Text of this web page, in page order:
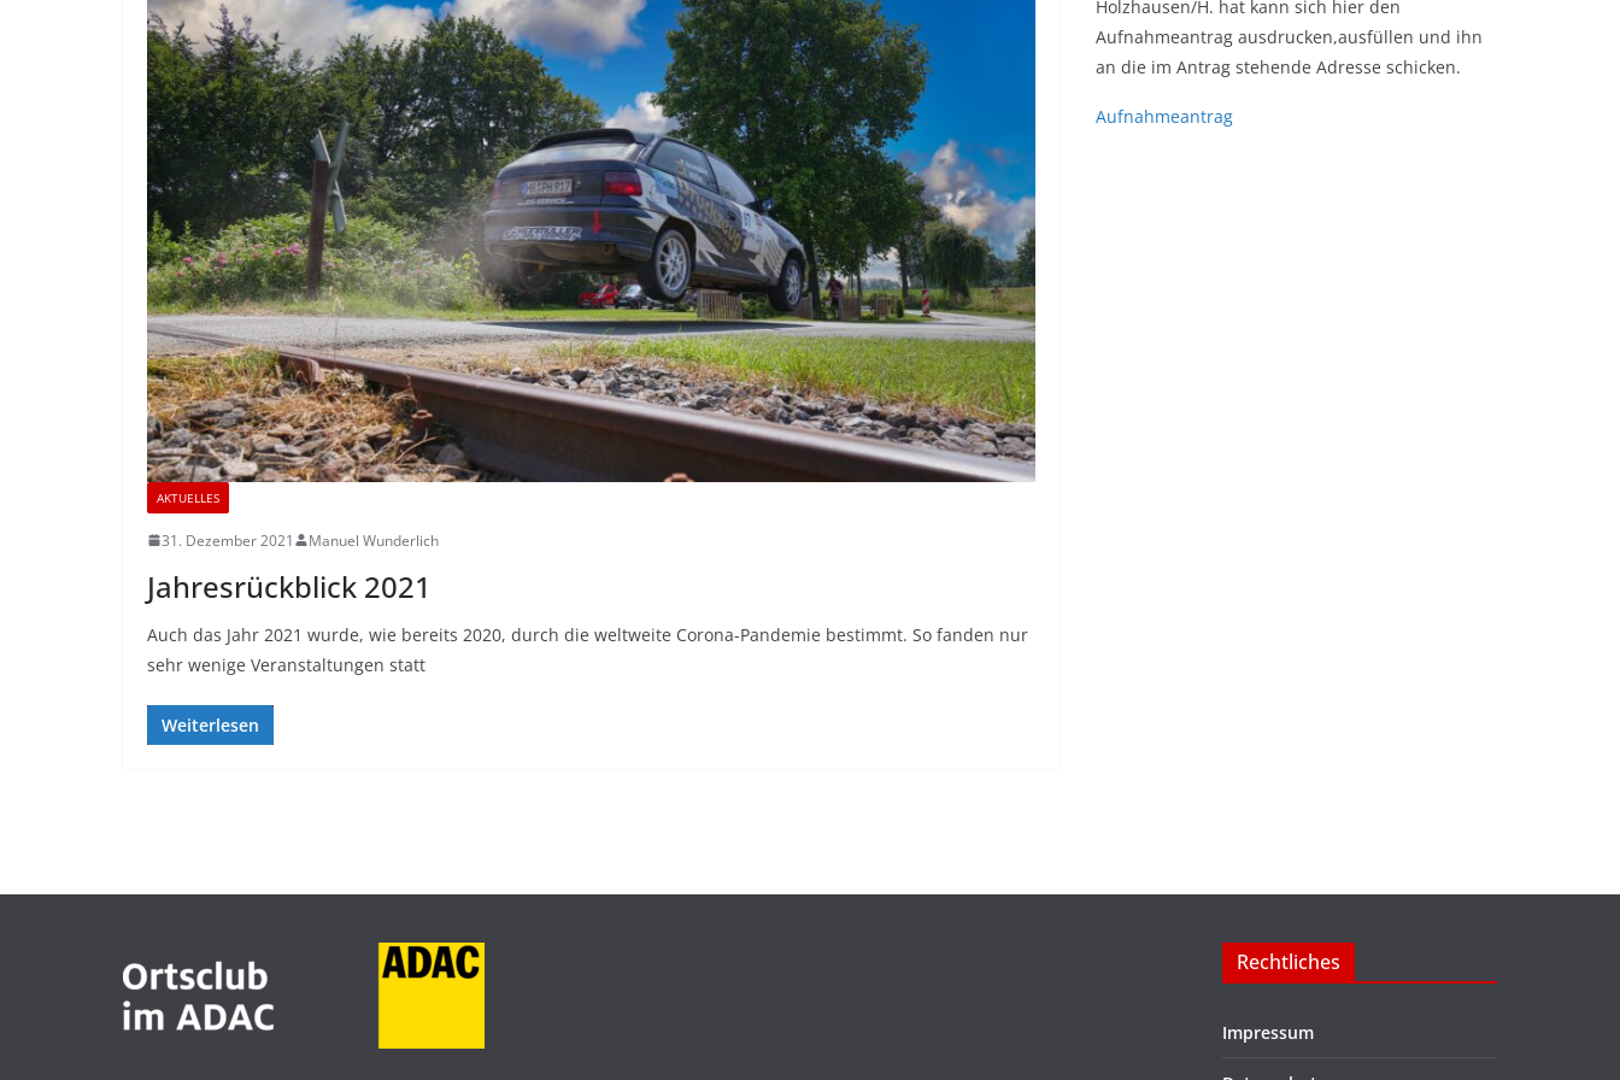
AKTUELLES
31. Dezember 2021 Manuel Wunderlich
Jahresrückblick 2021
Auch das Jahr 2021 wurde, wie bereits 2020, durch die weltweite Corona-Pandemie bestimmt. So fanden nur
sehr wenige Veranstaltungen statt
Weiterlesen
Holzhausen/H. hat kann sich hier den
Aufnahmeantrag ausdrucken,ausfüllen und ihn
an die im Antrag stehende Adresse schicken.
Aufnahmeantrag
Rechtliches
Impressum